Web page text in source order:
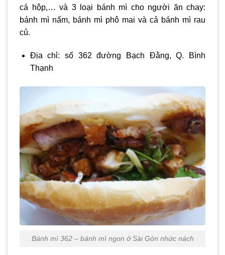
cá hộp,… và 3 loại bánh mì cho người ăn chay:
bánh mì nấm, bánh mì phô mai và cả bánh mì rau
củ.
Địa chỉ: số 362 đường Bạch Đằng, Q. Bình
Thạnh
Bánh mì 362 – bánh mì ngon ở Sài Gòn nhức nách